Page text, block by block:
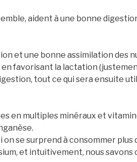
aident à une bonne
et une bonne assimilation des
en favorisant la lactation
tout ce qui sera ensuite
en multiples minéraux et
on se surprend à consommer plus
et intuitivement, nous savons